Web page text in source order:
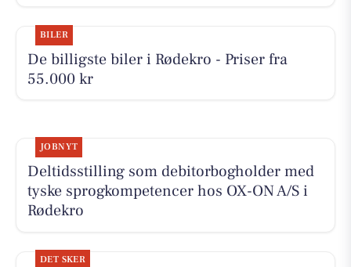
BILER
De billigste biler i Rødekro - Priser fra
55.000 kr
JOBNYT
Deltidsstilling som debitorbogholder med
tyske sprogkompetencer hos OX-ON A/S i
Rødekro
DET SKER